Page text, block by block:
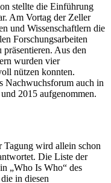
stellte die Einführung
Am Vortag der Zeller
und Wissenschaftlern die
Forschungsarbeiten
Aus den
wurden vier
nützen konnten.
Nachwuchsforum auch in
2015 aufgenommen.
Tagung wird allein schon
Die Liste der
„Who Is Who“ des
in diesen